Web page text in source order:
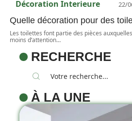
Décoration Interieure 22/
Quelle décoration pour des
Les toilettes font partie des pièces
moins d’attention…
RECHERCHE
À LA UNE